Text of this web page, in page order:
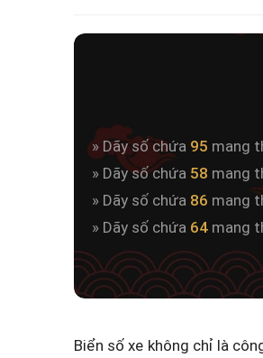
» Dãy số chứa 95 mang
» Dãy số chứa 58 mang
» Dãy số chứa 86 mang
» Dãy số chứa 64 mang
Biển số xe không chỉ là